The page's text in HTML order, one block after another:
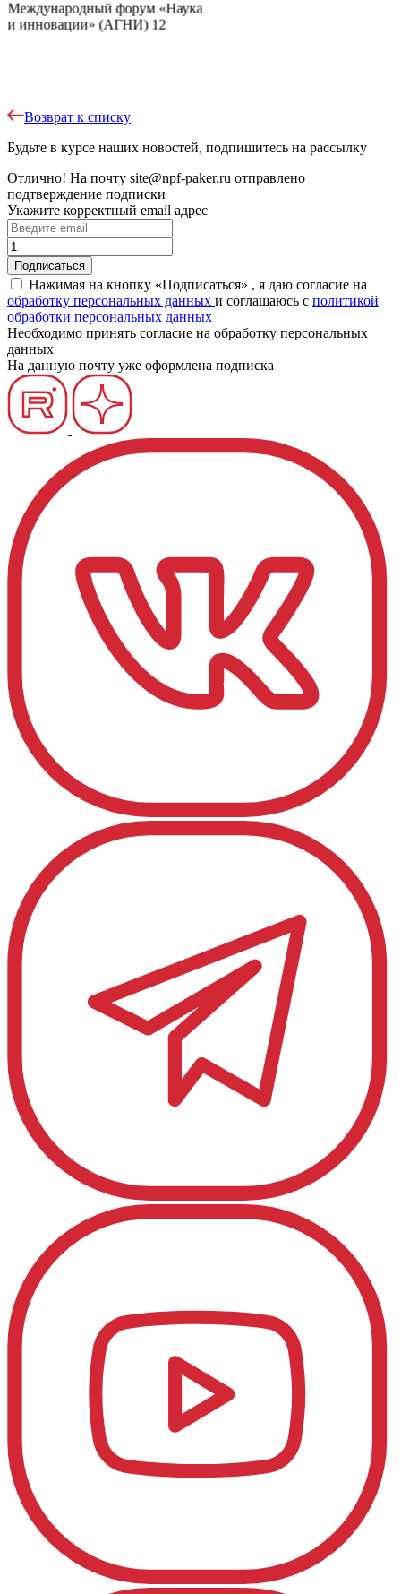
Возврат к списку
Будьте в курсе наших новостей, подпишитесь на рассылку
Отлично! На почту site@npf-paker.ru отправлено
подтверждение подписки
Укажите корректный email адрес
Нажимая на кнопку «Подписаться» , я даю согласие на
обработку персональных данных и соглашаюсь c политикой
обработки персональных данных
Необходимо принять согласие на обработку персональных
данных
На данную почту уже оформлена подписка